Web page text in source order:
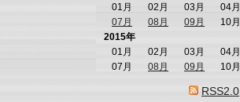
01月
02月 03月 04月
07月
08月 09月 10月
2015年
01月
02月 03月 04月
07月
08月 09月 10月
RSS2.0